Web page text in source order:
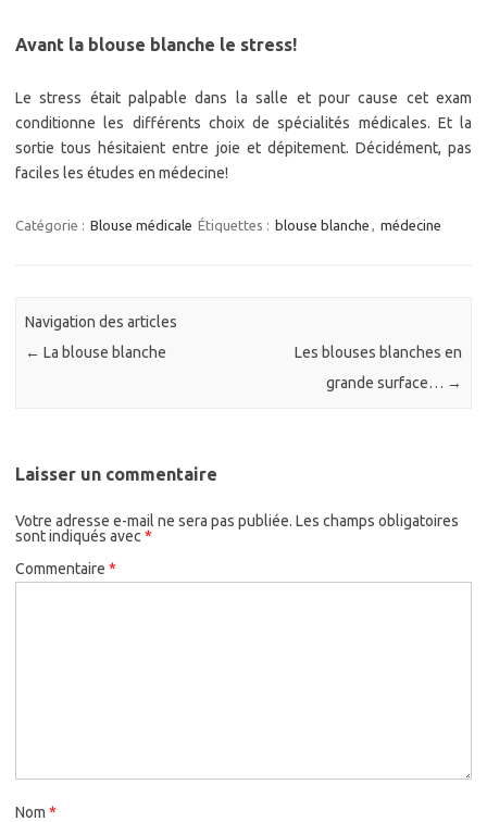
Avant la blouse blanche le stress!
Le stress était palpable dans la salle et pour cause cet exam
conditionne les différents choix de spécialités médicales. Et la
sortie tous hésitaient entre joie et dépitement. Décidément, pas
faciles les études en médecine!
Catégorie : Blouse médicale Étiquettes : blouse blanche , médecine
Navigation des articles
← La blouse blanche
Les blouses blanches en
grande surface… →
Laisser un commentaire
Votre adresse e-mail ne sera pas publiée. Les champs obligatoires
sont indiqués avec *
Commentaire *
Nom *